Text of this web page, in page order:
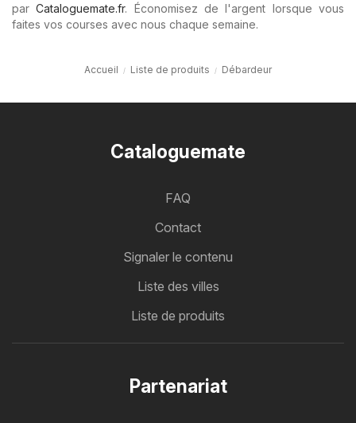
parCataloguemate.fr. Économisez de l'argent lorsque vous
faites vos courses avec nous chaque semaine.
Accueil Liste de produits Débardeur
Cataloguemate
FAQ
Contact
Signaler le contenu
Liste des villes
Liste de produits
Partenariat